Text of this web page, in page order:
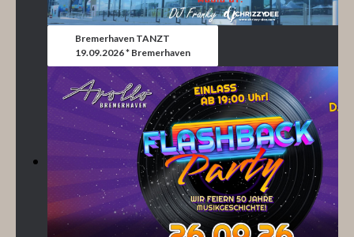
Bremerhaven TANZT
19.09.2026 * Bremerhaven